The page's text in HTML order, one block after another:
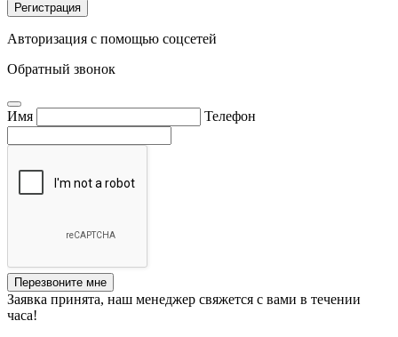
Регистрация
Авторизация с помощью соцсетей
Обратный звонок
Имя Телефон
Перезвоните мне
Заявка принята, наш менеджер свяжется с вами в течении
часа!